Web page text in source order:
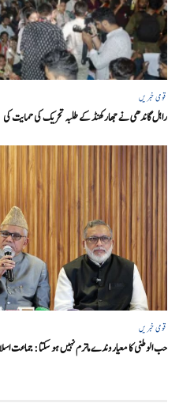
قومی خبریں
راہل گاندھی نے جھارکھنڈ کے طلبہ تحریک کی حمایت کی
قومی خبریں
حب الوطنی کا معیار وندے ماترم نہیں ہو سکتا : جماعت